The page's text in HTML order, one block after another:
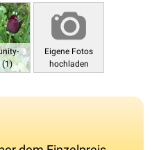
(1)
Eigene Fotos
hochladen